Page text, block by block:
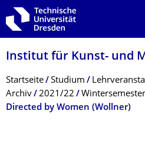
Zur Hauptnavigation springen
Zur Suche springen
Zum Inhalt springen
Institut für Kunst- und
Breadcrumb-Menü
Startseite Studium
Archiv
2021/22
Directed by Women (Wollner)